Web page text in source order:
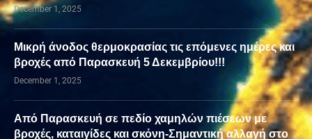
December 1, 2025
Μικρή άνοδος θερμοκρασίας τις επόμενες ημέρες και
βροχές από Παρασκευή 5 Δεκεμβρίου!!!
December 1, 2025
Από Παρασκευή σε πεδίο χαμηλών πιέσεων με
βροχές, καταιγίδες και σκόνη-Σημαντική αλλαγή στο